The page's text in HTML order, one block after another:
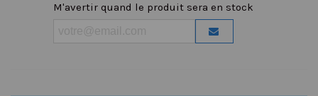
M'avertir quand le produit sera en stock